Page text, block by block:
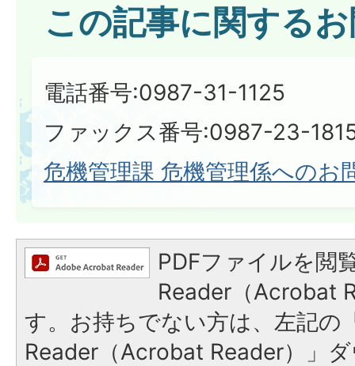
この記事に関する
電話番号:0987-31-1125
ファックス番号:0987-23-
危機管理課 危機管理係へのお
PDFファイルを閲
Reader（Acrobat
す。お持ちでない方は、左記の
Reader（Acrobat Reader）」